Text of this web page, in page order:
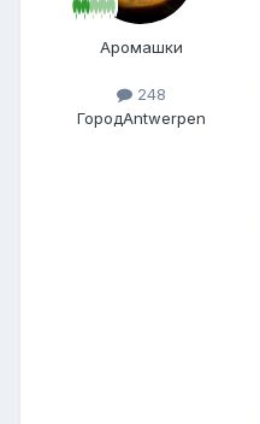
Аромашки
248
ГородAntwerpen